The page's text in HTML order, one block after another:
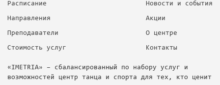
«IMETRIA» – сбалансированный по набору услуг и
возможностей центр танца и спорта для тех, кто ценит
Расписание
Направления
Преподаватели
Стоимость услуг
Новости и события
Акции
О центре
Контакты